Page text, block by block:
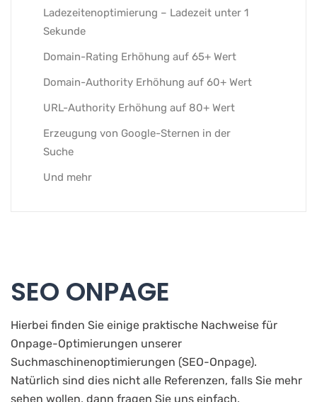
Ladezeitenoptimierung – Ladezeit unter 1
Sekunde
Domain-Rating Erhöhung auf 65+ Wert
Domain-Authority Erhöhung auf 60+ Wert
URL-Authority Erhöhung auf 80+ Wert
Erzeugung von Google-Sternen in der
Suche
Und mehr
SEO ONPAGE
Hierbei finden Sie einige praktische Nachweise für
Onpage-Optimierungen unserer
Suchmaschinenoptimierungen (SEO-Onpage).
Natürlich sind dies nicht alle Referenzen, falls Sie mehr
sehen wollen, dann fragen Sie uns einfach.